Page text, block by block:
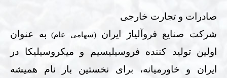
صادرات و تجارت خارجی
شرکت صنایع فروآلیاژ ایران(سهامی عام) به عنوان
اولین تولید کننده فروسیلیسیم و میکروسیلیکا در
ایران و خاورمیانه، برای نخستین بار نام همیشه